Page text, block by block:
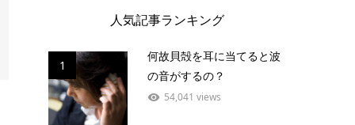
人気記事ランキング
1
何故貝殻を耳に当てると波
の音がするの？
54,041 views